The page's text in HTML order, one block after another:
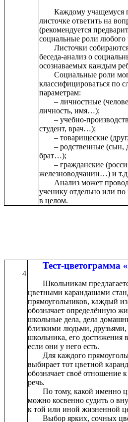
Каждому учащемуся
листочке ответить на
(рекомендуется
социальные роли любого
Листочки
беседа-анализ о
осознаваемых каждым
Социальные роли
классифицироваться по
параметрам:
– личностные
личность, имя…);
– учебно-
студент, врач…);
– товарищеские
– родственные (сын,
брат…);
– гражданские
железноводчанин…) и
Анализ может
ученику отдельно или по
в целом.
4
Тест-цветограмма
Школьникам
цветными карандашами
прямоугольников, каждый
обозначает определённую
школьные дела, дела
близкими людьми, друзьями,
школьника, его достижения
если они у него есть.
Для каждого
выбирает тот цветной
обозначает своё отношение
речь.
По тому, какой именно
можно косвенно судить о
к той или иной жизненной
Выбор ярких, сочных